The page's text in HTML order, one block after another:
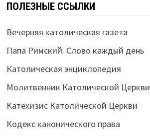
ПОЛЕЗНЫЕ ССЫЛКИ
Вечерняя католическая газета
Папа Римский. Слово каждый день
Католическая энциклопедия
Молитвенник Католической Церкви
Катехизис Католической Церкви
Кодекс канонического права